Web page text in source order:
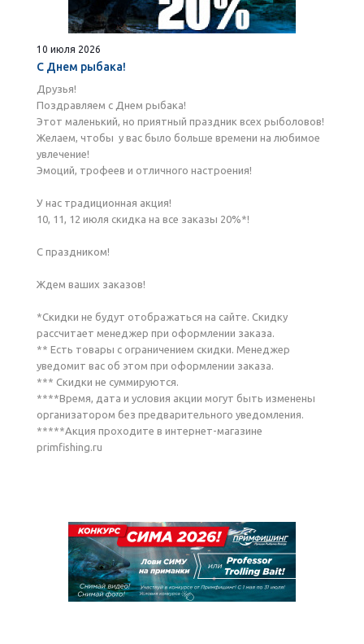
10 июля 2026
С Днем рыбака!
Друзья!
Поздравляем с Днем рыбака!
Этот маленький, но приятный праздник всех рыболовов!
Желаем, чтобы у вас было больше времени на любимое
увлечение!
Эмоций, трофеев и отличного настроения!
У нас традиционная акция!
10, 11, 12 июля скидка на все заказы 20%*!
С праздником!
Ждем ваших заказов!
*Скидки не будут отображаться на сайте. Скидку
рассчитает менеджер при оформлении заказа.
** Есть товары с ограничением скидки. Менеджер
уведомит вас об этом при оформлении заказа.
*** Скидки не суммируются.
****Время, дата и условия акции могут быть изменены
организатором без предварительного уведомления.
*****Акция проходите в интернет-магазине
primfishing.ru